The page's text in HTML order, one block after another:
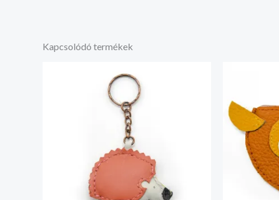
Kapcsolódó termékek